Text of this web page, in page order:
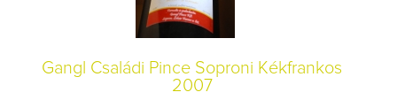
Gangl Családi Pince Soproni Kékfrankos
2007